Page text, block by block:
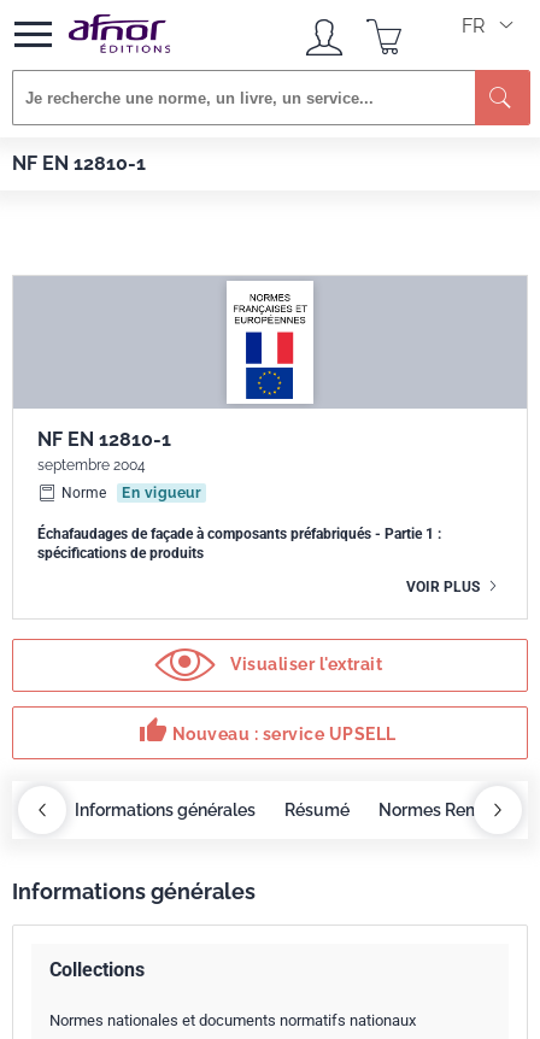
FR
NF EN 12810-1
Afnor EDITIONS Normes
NF EN 12810-1
septembre 2004
Norme
En vigueur
Échafaudages de façade à composants préfabriqués - Partie 1 :
spécifications de produits
VOIR PLUS
Visualiser l'extrait
thumb_up Nouveau : service UPSELL
Informations générales Résumé Normes
Informations générales
Collections
Normes nationales et documents normatifs nationaux